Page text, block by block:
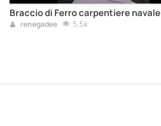
Braccio di Ferro carpentiere navale
renegadee 5,5k